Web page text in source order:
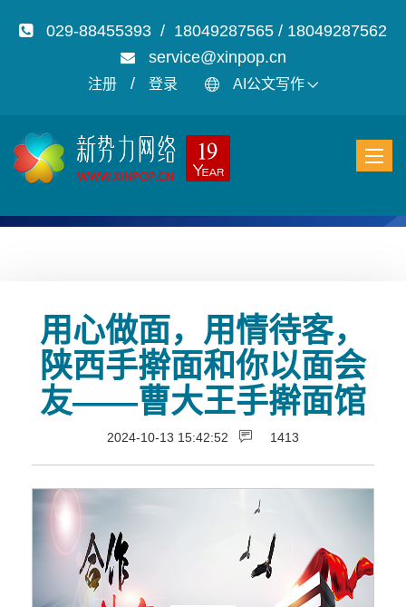
029-88455393 / 18049287565 / 18049287562
service@xinpop.cn
注册 / 登录 AI公文写作
用心做面，用情待客，
陕西手擀面和你以面会
友——曹大王手擀面馆
2024-10-13 15:42:52 1413